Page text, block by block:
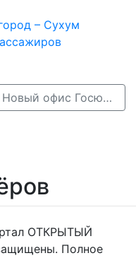
– Сухум
Новый офис Госюрбюро открылся для жителей города Кулебаки →
ОТКРЫТЫЙ
Полное